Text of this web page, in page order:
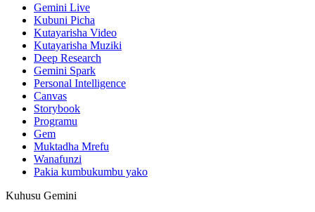
Gemini Live
Kubuni Picha
Kutayarisha Video
Kutayarisha Muziki
Deep Research
Gemini Spark
Personal Intelligence
Canvas
Storybook
Programu
Gem
Muktadha Mrefu
Wanafunzi
Pakia kumbukumbu yako
Kuhusu Gemini